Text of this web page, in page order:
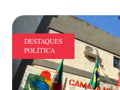
DESTAQUES
POLÍTICA